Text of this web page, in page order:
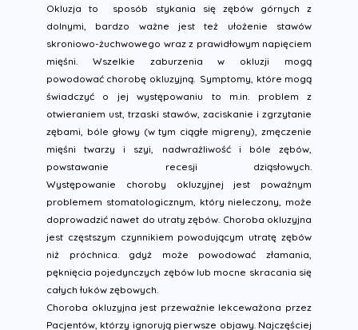
Okluzja to sposób stykania się zębów górnych z
dolnymi, bardzo ważne jest też ułożenie stawów
skroniowo-żuchwowego wraz z prawidłowym napięciem
mięśni. Wszelkie zaburzenia w okluzji mogą
powodować chorobę okluzyjną. Symptomy, które mogą
świadczyć o jej występowaniu to m.in. problem z
otwieraniem ust, trzaski stawów, zaciskanie i zgrzytanie
zębami, bóle głowy (w tym ciągłe migreny), zmęczenie
mięśni twarzy i szyi, nadwrażliwość i bóle zębów,
powstawanie recesji dziąsłowych.
Występowanie choroby okluzyjnej jest poważnym
problemem stomatologicznym, który nieleczony, może
doprowadzić nawet do utraty zębów. Choroba okluzyjna
jest częstszym czynnikiem powodującym utratę zębów
niż próchnica. gdyż może powodować złamania,
pęknięcia pojedynczych zębów lub mocne skracania się
całych łuków zębowych.
Choroba okluzyjna jest przeważnie lekceważona przez
Pacjentów, którzy ignorują pierwsze objawy. Najczęściej